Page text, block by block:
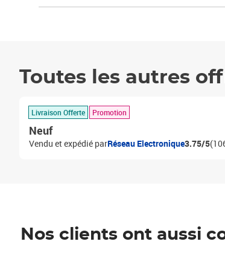
Toutes les autres
Livraison Offerte Promotion
Neuf
Vendu et expédié parRéseau Electronique3.75/5
Nos clients ont aussi